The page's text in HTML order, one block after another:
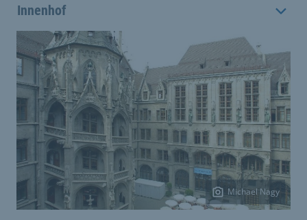
Innenhof
Michael Nagy